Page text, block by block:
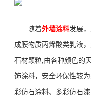
随着外墙涂料发展，
成膜物质丙烯酸类乳液，
石材颗粒 由各种颜色的
饰涂料， 安全环保性较
彩仿石涂料、多彩仿石漆